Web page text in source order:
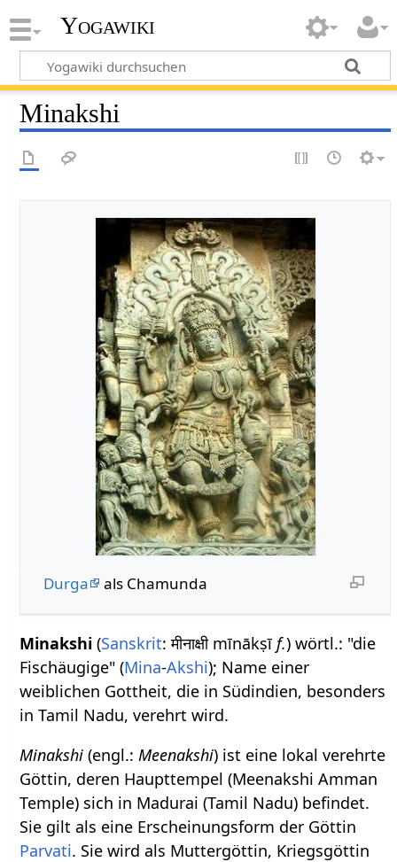
Yogawiki
Minakshi
Durga als Chamunda
Minakshi (Sanskrit: मीनाक्षी mīnākṣīf.) wörtl.: "die
Fischäugige" (Mina-Akshi); Name einer
weiblichen Gottheit, die in Südindien, besonders
in Tamil Nadu, verehrt wird.
Minakshi (engl.:Meenakshi) ist eine lokal verehrte
Göttin, deren Haupttempel (Meenakshi Amman
Temple) sich in Madurai (Tamil Nadu) befindet.
Sie gilt als eine Erscheinungsform der Göttin
Parvati. Sie wird als Muttergöttin, Kriegsgöttin